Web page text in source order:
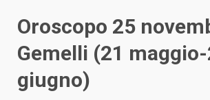
Oroscopo 25
Gemelli (21 maggio-
giugno)